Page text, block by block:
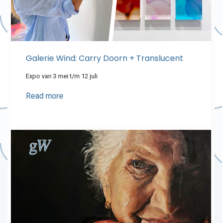
Galerie Wind: Carry Doorn + Translucent
Expo van 3 mei t/m 12 juli
Read more